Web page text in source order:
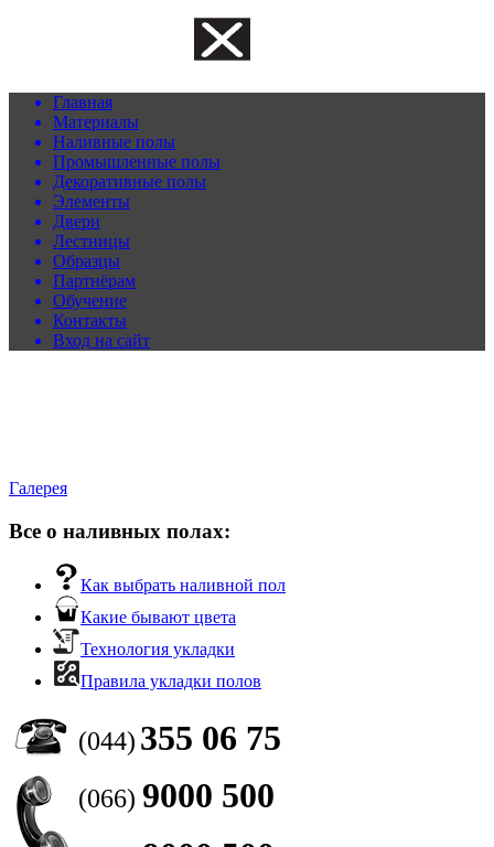
Главная
Материалы
Наливные полы
Промышленные полы
Декоративные полы
Элементы
Двери
Лестницы
Образцы
Партнёрам
Обучение
Контакты
Вход на сайт
Галерея
Все о наливных полах:
Как выбрать наливной пол
Какие бывают цвета
Технология укладки
Правила укладки полов
(044) 355 06 75
(066) 9000 500